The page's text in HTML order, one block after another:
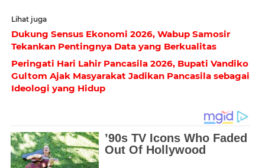
Lihat juga
Dukung Sensus Ekonomi 2026, Wabup Samosir
Tekankan Pentingnya Data yang Berkualitas
Peringati Hari Lahir Pancasila 2026, Bupati Vandiko
Gultom Ajak Masyarakat Jadikan Pancasila sebagai
Ideologi yang Hidup